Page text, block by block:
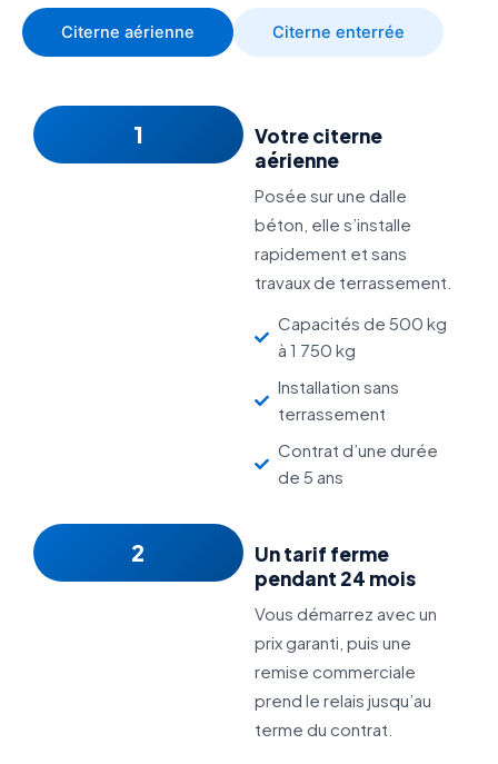
Citerne aérienne Citerne enterrée
1
Votre citerne
aérienne
Posée sur une dalle
béton, elle s’installe
rapidement et sans
travaux de terrassement.
Capacités de 500 kg
à 1 750 kg
Installation sans
terrassement
Contrat d’une durée
de 5 ans
2
Un tarif ferme
pendant 24 mois
Vous démarrez avec un
prix garanti, puis une
remise commerciale
prend le relais jusqu’au
terme du contrat.